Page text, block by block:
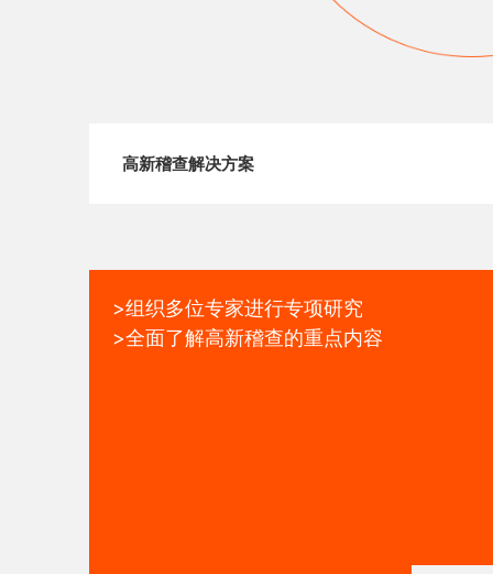
高新稽查解决方案
>组织多位专家进行专项研究
>全面了解高新稽查的重点内容